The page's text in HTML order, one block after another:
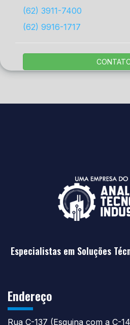
(62) 3911-7400
(62) 9916-1717
Especialistas em Soluções
Endereço
Rua C-137 (Esquina com a C-